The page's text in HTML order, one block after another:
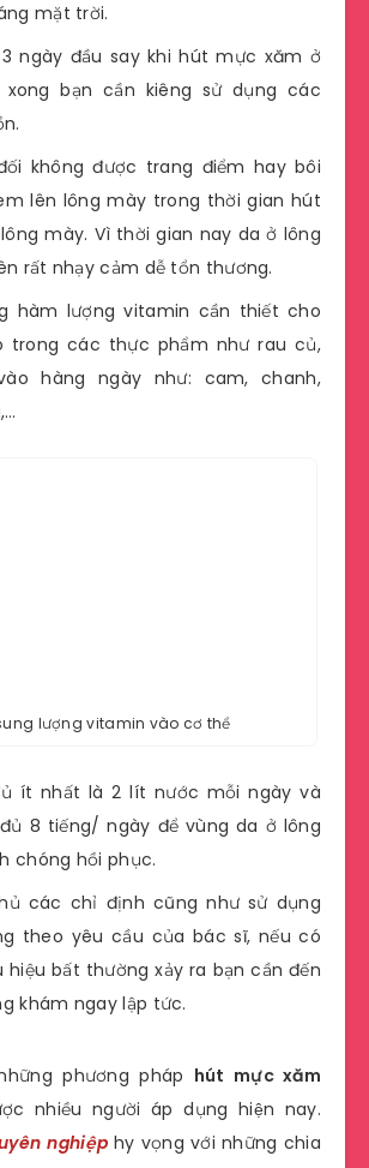
mặt trời.
ngày đầu say khi hút mực xăm ở
bạn cần kiêng sử dụng các
không được trang điểm hay bôi
lên lông mày trong thời gian hút
mày. Vì thời gian nay da ở lông
rất nhạy cảm dễ tổn thương.
hàm lượng vitamin cần thiết cho
trong các thực phẩm như rau củ,
hàng ngày như: cam, chanh,
lượng vitamin vào cơ thể
ít nhất là 2 lít nước mỗi ngày và
8 tiếng/ ngày để vùng da ở lông
chóng hồi phục.
các chỉ định cũng như sử dụng
theo yêu cầu của bác sĩ, nếu có
hiệu bất thường xảy ra bạn cần đến
khám ngay lập tức.
phương pháp hút mực xăm
nhiều người áp dụng hiện nay.
nghiệp hy vọng với những chia